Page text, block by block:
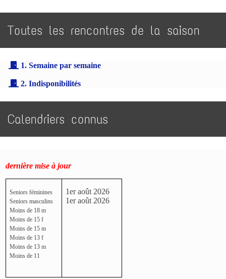
Toutes les rencontres de la saison
1. Semaine par semaine
2. Indisponibilités
Calendriers connus
dernière mise à jour
Seniors féminines
Seniors masculins
Moins de 18 m
Moins de 15 f
Moins de 15 m
Moins de 13 f
Moins de 13 m
Moins de 11
1er août 2026
1er août 2026